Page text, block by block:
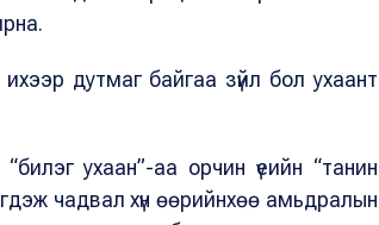
дутмаг байгаа зүйл бол ухаант
ухаан”-аа орчин үеийн “танин
чадвал хүн өөрийнхөө амьдралын